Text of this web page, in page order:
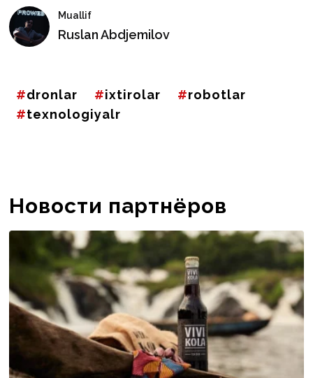
Muallif
Ruslan Abdjemilov
dronlar ixtirolar
robotlar
texnologiyalr
Новости партнёров